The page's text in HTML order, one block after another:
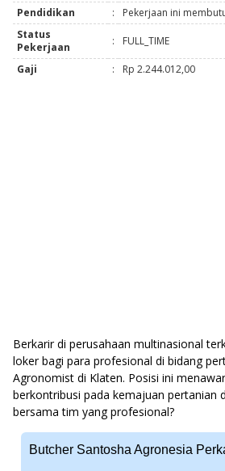
Pendidikan
:
Pekerjaan ini
Status
Pekerjaan
: FULL_TIME
Gaji : Rp 2.244.012,00
Berkarir di perusahaan multinasional
loker bagi para profesional di bidang
Agronomist di Klaten. Posisi ini
berkontribusi pada kemajuan pertanian
bersama tim yang profesional?
Butcher Santosha Agronesia